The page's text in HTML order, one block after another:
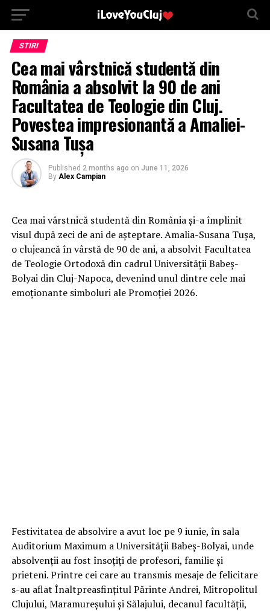
STIRI
Cea mai vârstnică studentă din
România a absolvit la 90 de ani
Facultatea de Teologie din Cluj.
Povestea impresionantă a Amaliei-
Susana Tușa
Published 2 months ago on June 11, 2026
By Alex Campian
Cea mai vârstnică studentă din România și-a împlinit
visul după zeci de ani de așteptare. Amalia-Susana Tușa,
o clujeancă în vârstă de 90 de ani, a absolvit Facultatea
de Teologie Ortodoxă din cadrul Universității Babeș-
Bolyai din Cluj-Napoca, devenind unul dintre cele mai
emoționante simboluri ale Promoției 2026.
Festivitatea de absolvire a avut loc pe 9 iunie, în sala
Auditorium Maximum a Universității Babeș-Bolyai, unde
absolvenții au fost însoțiți de profesori, familie și
prieteni. Printre cei care au transmis mesaje de felicitare
s-au aflat Înaltpreasfințitul Părinte Andrei, Mitropolitul
Clujului, Maramureșului și Sălajului, decanul facultății,